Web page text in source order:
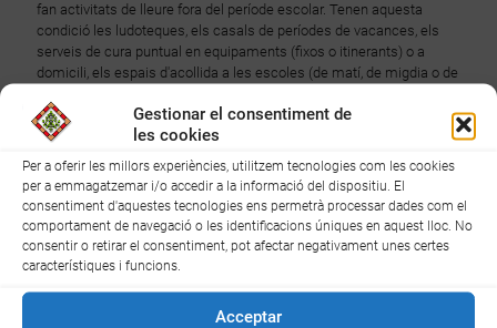
Gestionar el consentiment de
les cookies
Per a oferir les millors experiències, utilitzem tecnologies com les cookies
per a emmagatzemar i/o accedir a la informació del dispositiu. El
consentiment d'aquestes tecnologies ens permetrà processar dades com el
comportament de navegació o les identificacions úniques en aquest lloc. No
consentir o retirar el consentiment, pot afectar negativament unes certes
característiques i funcions.
Acceptar
fan activitats de lleure fora del període escolar. Tenen aquesta
condició les ludoteques, els casals de períodes de vacances, els
serveis de cura puntual en equipaments (fixos o itinerants) o a
domicili, els espais d'acollida a les escoles (de matí, de migdia o de
lleure fora de l'horari escolar (o fora de l'etapa d'escolarització
obligatòria), excloses les activitats educatives extraescolars.
L'accés dels serveis ha de prioritzar els col·lectius següents: les
famílies amb altres càrregues relacionades amb les cures, les
famílies monoparentals, les mares o tutores víctimes de violències
masclistes, en situació d'atur de llarga durada, o ocupades de
forma autònoma, majors de 45 anys, o migrants.
Pel 2024, el Baix Camp té un pressupost de 181.435,83 € per
activitats d’aquest programa.